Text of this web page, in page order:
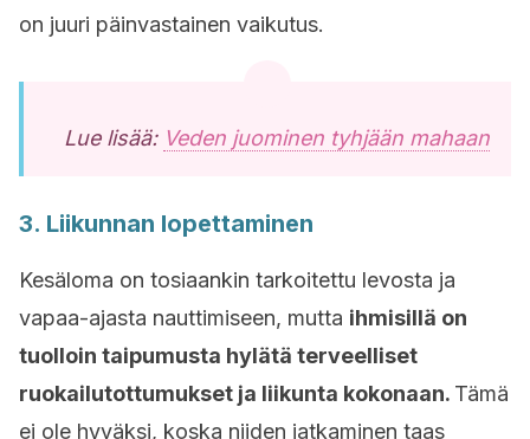
on juuri päinvastainen vaikutus.
Lue lisää: Veden juominen tyhjään mahaan
3. Liikunnan lopettaminen
Kesäloma on tosiaankin tarkoitettu levosta ja
vapaa-ajasta nauttimiseen, mutta ihmisillä on
tuolloin taipumusta hylätä terveelliset
ruokailutottumukset ja liikunta kokonaan. Tämä
ei ole hyväksi, koska niiden jatkaminen taas